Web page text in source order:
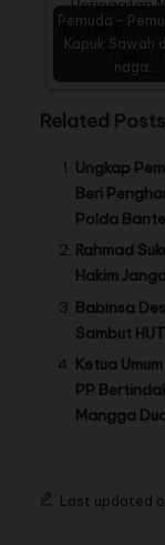
Pemuda -
Kapuk Sawah
naga…
Related
Ungkap
Beri
Polda
Rahmad
Hakim
Babinsa
Sambut
Ketua
PP
Mangga
Last updated